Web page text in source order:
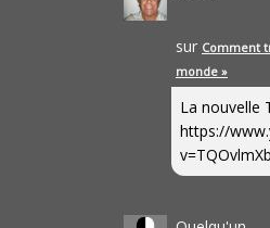
sur Comment
monde »
La nouvelle
https://